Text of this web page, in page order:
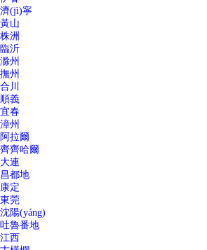
濟(jì)寧
黃山
株洲
臨沂
滁州
撫州
合川
順義
宜春
漳州
阿拉爾
齊齊哈爾
大連
昌都地
康定
東莞
沈陽(yáng)
吐魯番地
江西